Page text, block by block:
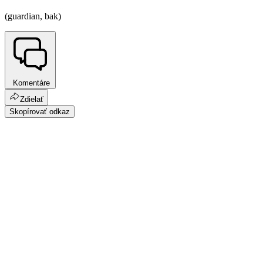
(guardian, bak)
Komentáre
Zdielať
Skopírovať odkaz